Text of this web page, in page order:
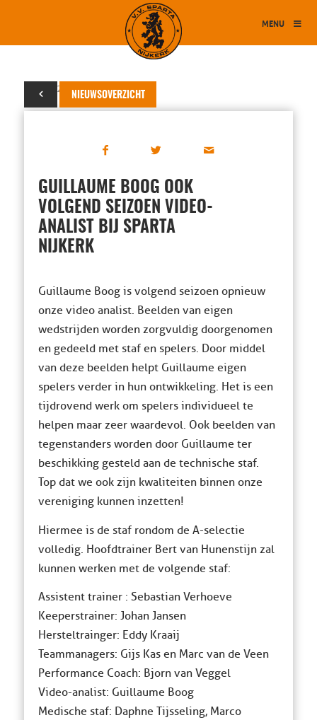
MENU
NIEUWSOVERZICHT
19 juni 2024
GUILLAUME BOOG OOK
VOLGEND SEIZOEN VIDEO-
ANALIST BIJ SPARTA
NIJKERK
Guillaume Boog is volgend seizoen opnieuw
onze video analist. Beelden van eigen
wedstrijden worden zorgvuldig doorgenomen
en gedeeld met staf en spelers. Door middel
van deze beelden helpt Guillaume eigen
spelers verder in hun ontwikkeling. Het is een
tijdrovend werk om spelers individueel te
helpen maar zeer waardevol. Ook beelden van
tegenstanders worden door Guillaume ter
beschikking gesteld aan de technische staf.
Top dat we ook zijn kwaliteiten binnen onze
vereniging kunnen inzetten!
Hiermee is de staf rondom de A-selectie
volledig. Hoofdtrainer Bert van Hunenstijn zal
kunnen werken met de volgende staf:
Assistent trainer : Sebastian Verhoeve
Keeperstrainer: Johan Jansen
Hersteltrainger: Eddy Kraaij
Teammanagers: Gijs Kas en Marc van de Veen
Performance Coach: Bjorn van Veggel
Video-analist: Guillaume Boog
Medische staf: Daphne Tijsseling, Marco